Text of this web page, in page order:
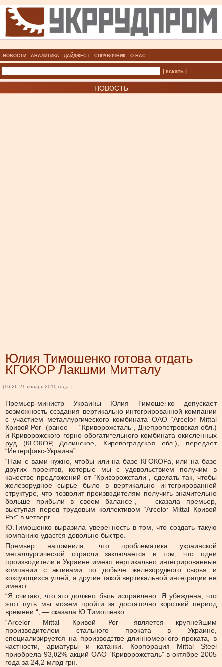
НОВОСТИ АНАЛИТИКА ДАЙДЖЕСТ СПРАВОЧНИК О НАС
| искать |
НОВОСТЬ
Юлия Тимошенко готова отдать
КГОКОР Лакшми Митталу
[16:26 21 января 2010 года ]
Премьер-министр Украины Юлия Тимошенко допускает
возможность создания вертикально интегрированной компании
с участием металлургического комбината ОАО “Arcelor Mittal
Кривой Рог” (ранее — “Криворожсталь”, Днепропетровская обл.)
и Криворожского горно-обогатительного комбината окисленных
руд (КГОКОР, Долинское, Кировоградская обл.), передает
“Интерфакс-Украина”.
“Нам с вами нужно, чтобы или на базе КГОКОРа, или на базе
других проектов, которые мы с удовольствием получим в
качестве предложений от “Криворожстали”, сделать так, чтобы
железорудное сырье было в вертикально интегрированной
структуре, что позволит производителям получить значительно
больше прибыли в своем балансе”, — сказала премьер,
выступая перед трудовым коллективом “Arcеlor Mіttal Кривой
Рог” в четверг.
Ю.Тимошенко выразила уверенность в том, что создать такую
компанию удастся довольно быстро.
Премьер напомнила, что проблематика украинской
металлургической отрасли заключается в том, что одни
производители в Украине имеют вертикально интегрированные
компании с активами по добыче железорудного сырья и
коксующихся углей, а другие такой вертикальной интеграции не
имеют.
“Я считаю, что это должно быть исправлено. Я убеждена, что
этот путь мы можем пройти за достаточно короткий период
времени “, — сказала Ю.Тимошенко.
“Arcelor Mittal Кривой Рог” является крупнейшим
производителем стального проката в Украине,
специализируется на производстве длинномерного проката, в
частности, арматуры и катанки. Корпорация Mittal Steel
приобрела 93,02% акций ОАО “Криворожсталь” в октябре 2005
года за 24,2 млрд грн.